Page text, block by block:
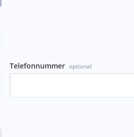
Telefonnummer optional